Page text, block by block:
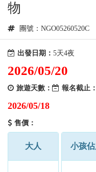
物
團號：NGO05260520C
出發日期：
2026/05/20
旅遊天數：
5天4夜
報名截止：
2026/05/18
售價：
大人 小孩